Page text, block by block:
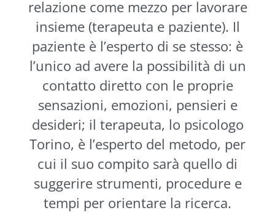
relazione come mezzo per lavorare
insieme (terapeuta e paziente). Il
paziente è l’esperto di se stesso: è
l’unico ad avere la possibilità di un
contatto diretto con le proprie
sensazioni, emozioni, pensieri e
desideri; il terapeuta, lo psicologo
Torino, è l’esperto del metodo, per
cui il suo compito sarà quello di
suggerire strumenti, procedure e
tempi per orientare la ricerca.